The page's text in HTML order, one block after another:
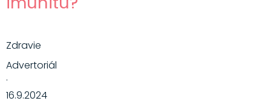
Zdravie
Advertoriál
·
16.9.2024